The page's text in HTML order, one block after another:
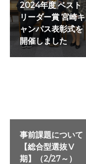
2024年度 ベスト
リーダー賞 宮崎キ
ャンパス表彰式を
開催しました
事前課題について
【総合型選抜Ⅴ
期】（2/27～）